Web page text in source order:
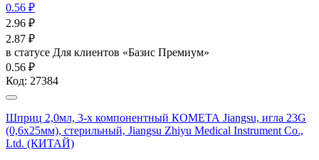
0.56 ₽
2.96 ₽
2.87 ₽
в статусе Для клиентов «Базис Премиум»
0.56 ₽
Код: 27384
Шприц 2,0мл, 3-х компонентный КОМЕТА Jiangsu, игла 23G
(0,6х25мм), стерильный, Jiangsu Zhiyu Medical Instrument Co.,
Ltd. (КИТАЙ)